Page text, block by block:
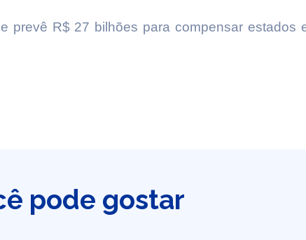
prevê R$ 27 bilhões para compensar estados
pode gostar